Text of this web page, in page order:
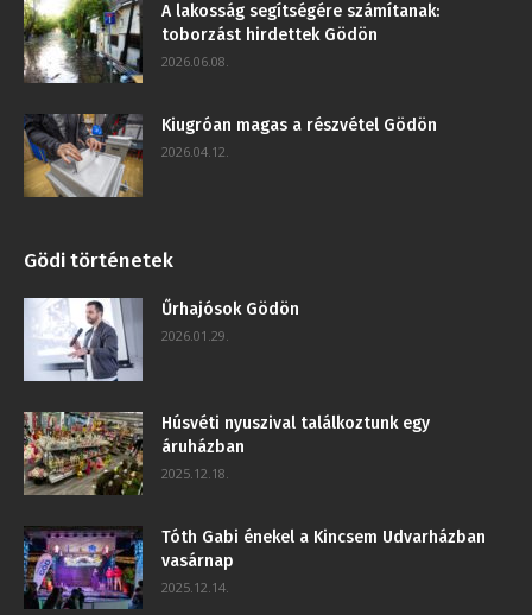
A lakosság segítségére számítanak:
toborzást hirdettek Gödön
2026.06.08.
Kiugróan magas a részvétel Gödön
2026.04.12.
Gödi történetek
Űrhajósok Gödön
2026.01.29.
Húsvéti nyuszival találkoztunk egy
áruházban
2025.12.18.
Tóth Gabi énekel a Kincsem Udvarházban
vasárnap
2025.12.14.